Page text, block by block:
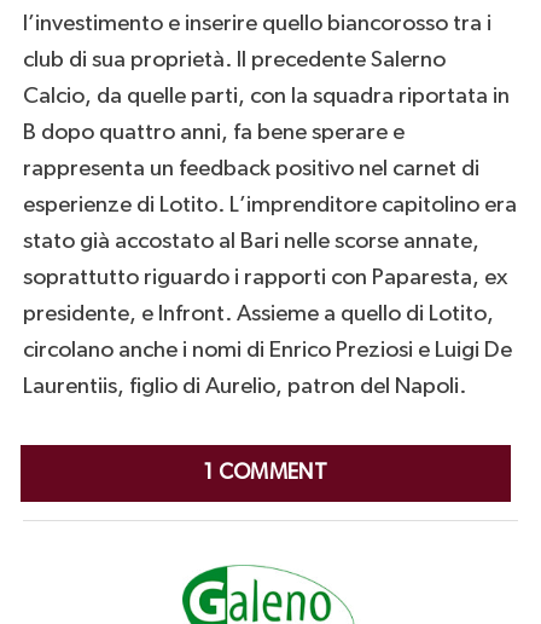
l’investimento e inserire quello biancorosso tra i
club di sua proprietà. Il precedente Salerno
Calcio, da quelle parti, con la squadra riportata in
B dopo quattro anni, fa bene sperare e
rappresenta un feedback positivo nel carnet di
esperienze di Lotito. L’imprenditore capitolino era
stato già accostato al Bari nelle scorse annate,
soprattutto riguardo i rapporti con Paparesta, ex
presidente, e Infront. Assieme a quello di Lotito,
circolano anche i nomi di Enrico Preziosi e Luigi De
Laurentiis, figlio di Aurelio, patron del Napoli.
1 COMMENT